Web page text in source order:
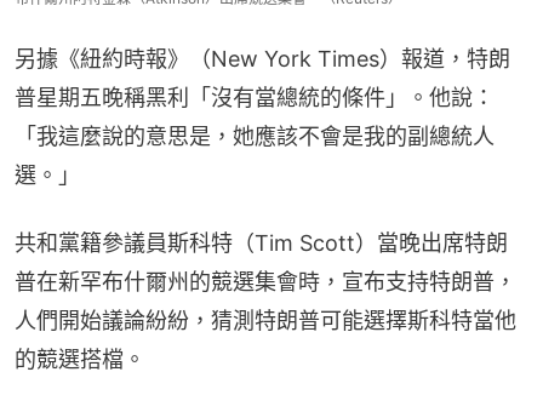
另據《紐約時報》（New York Times）報道，特朗
普星期五晚稱黑利「沒有當總統的條件」。他說：
「我這麼說的意思是，她應該不會是我的副總統人
選。」
共和黨籍參議員斯科特（Tim Scott）當晚出席特朗
普在新罕布什爾州的競選集會時，宣布支持特朗普，
人們開始議論紛紛，猜測特朗普可能選擇斯科特當他
的競選搭檔。